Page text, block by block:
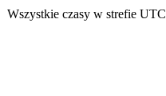
Wszystkie czasy w strefie